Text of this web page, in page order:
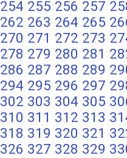
254 255 256 257
262 263 264 265
270 271 272 273
278 279 280 281
286 287 288 289
294 295 296 297
302 303 304 305
310 311 312 313
318 319 320 321
326 327 328 329